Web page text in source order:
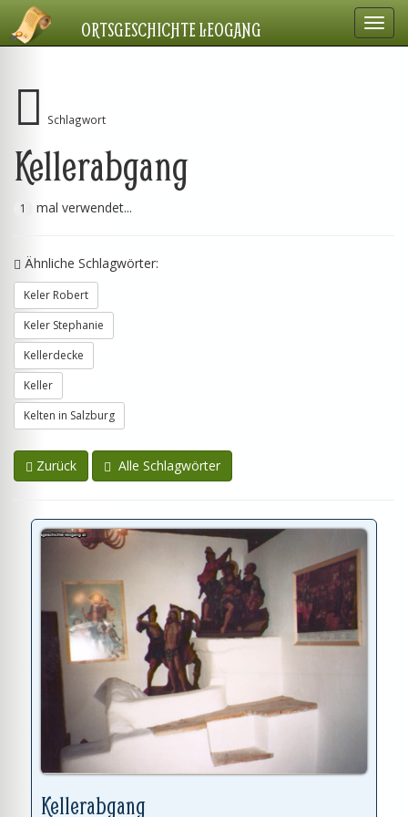
ORTSGESCHICHTE LEOGANG
Schlagwort
Kellerabgang
1 mal verwendet...
Ähnliche Schlagwörter:
Keler Robert
Keler Stephanie
Kellerdecke
Keller
Kelten in Salzburg
Zurück Alle Schlagwörter
Kellerabgang